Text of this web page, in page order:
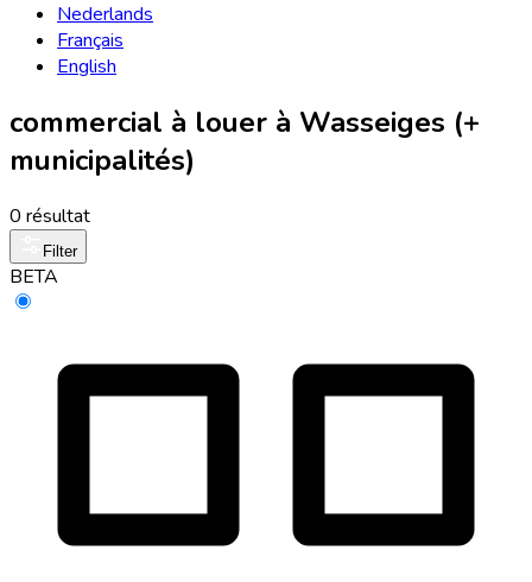
Nederlands
Français
English
commercial à louer à Wasseiges (+
municipalités)
0 résultat
Filter
BETA